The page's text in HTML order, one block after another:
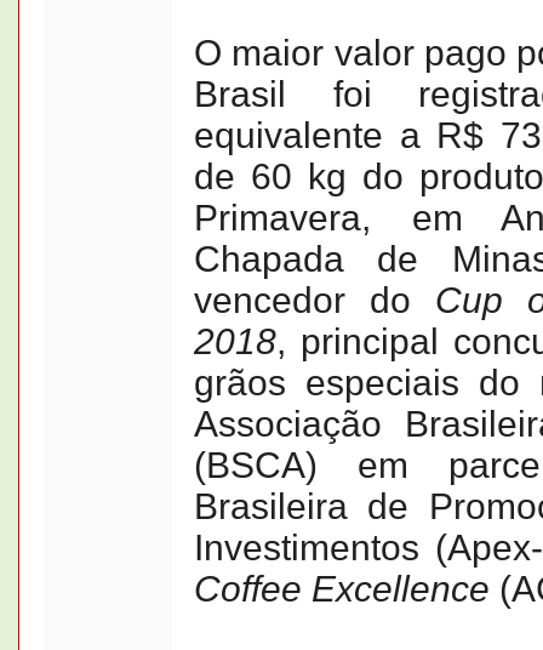
O maior valor pago
Brasil foi
equivalente a R$
de 60 kg do
Primavera, em
Chapada de
vencedor do Cup
2018, principal
grãos especiais do
Associação
(BSCA) em
Brasileira de
Investimentos
Coffee Excellence